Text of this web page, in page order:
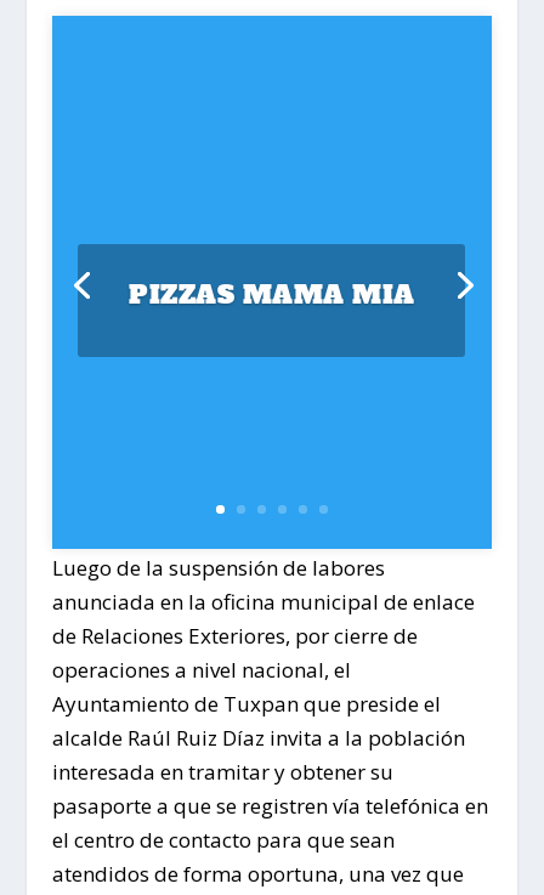
PIZZAS MAMA MIA
Luego de la suspensión de labores
anunciada en la oficina municipal de enlace
de Relaciones Exteriores, por cierre de
operaciones a nivel nacional, el
Ayuntamiento de Tuxpan que preside el
alcalde Raúl Ruiz Díaz invita a la población
interesada en tramitar y obtener su
pasaporte a que se registren vía telefónica en
el centro de contacto para que sean
atendidos de forma oportuna, una vez que